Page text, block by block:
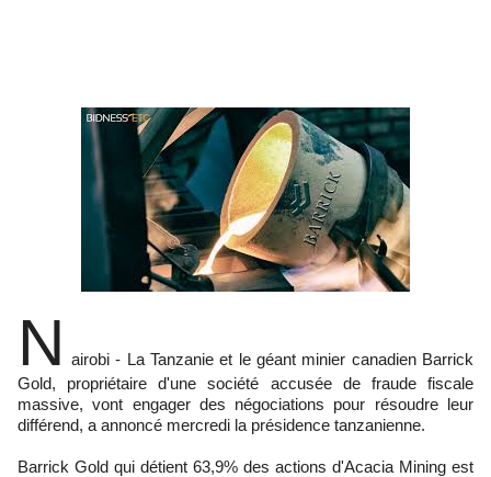
N airobi - La Tanzanie et le géant minier canadien Barrick
Gold, propriétaire d'une société accusée de fraude fiscale
massive, vont engager des négociations pour résoudre leur
différend, a annoncé mercredi la présidence tanzanienne.
Barrick Gold qui détient 63,9% des actions d'Acacia Mining est